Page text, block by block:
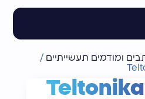
ומודמים תעשייתיים /
Teltonika